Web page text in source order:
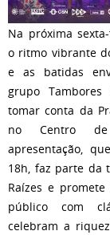
Na próxima
o ritmo vibrante
e as batidas
grupo
tomar conta da
no Centro
apresentação,
18h, faz parte da
Raízes e
público com
celebram a